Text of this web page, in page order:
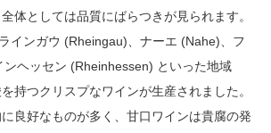
体としては品質にばらつきが見られます。
インガウ (Rheingau)、ナーエ (Nahe)、フ
ンヘッセン (Rheinhessen) といった地域
持つクリスプなワインが生産されました。
良好なものが多く、甘口ワインは貴腐の発